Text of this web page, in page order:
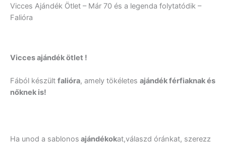
mennyiség
Vicces Ajándék Ötlet – Már 70 és a legenda folytatódik –
Falióra
Vicces ajándék ötlet !
Fából készült falióra, amely tökéletes ajándék férfiaknak és
nőknek is!
Ha unod a sablonos ajándékokat,válaszd óránkat, szerezz